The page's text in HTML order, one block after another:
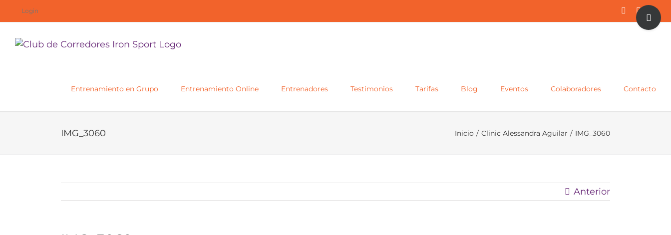
Saltar
al
Login Facebook
Twitter
Entrenamiento en Grupo Entrenamiento Online Entrenadores Testimonios Tarifas Blog Eventos Colaboradores Contacto
IMG_3060 Inicio / Clinic Alessandra Aguilar / IMG_3060
Anterior
Toggle
Sliding